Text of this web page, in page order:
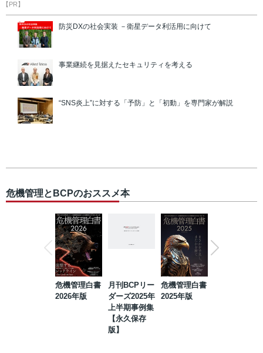
【PR】
防災DXの社会実装 －衛星データ利活用に向けて
事業継続を見据えたセキュリティを考える
“SNS炎上”に対する「予防」と「初動」を専門家が解説
危機管理とBCPのおススメ本
危機管理白書
2026年版
月刊BCPリー
ダーズ2025年
上半期事例集
【永久保存
版】
危機管理白書
2025年版